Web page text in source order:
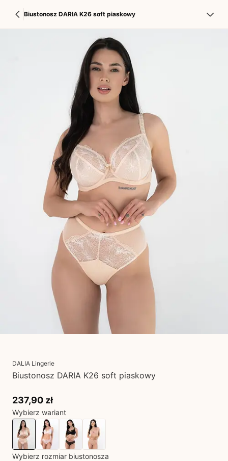
Biustonosz DARIA K26 soft piaskowy
DALIA Lingerie
Biustonosz DARIA K26 soft piaskowy
237,90 zł
Wybierz wariant
Wybierz rozmiar biustonosza